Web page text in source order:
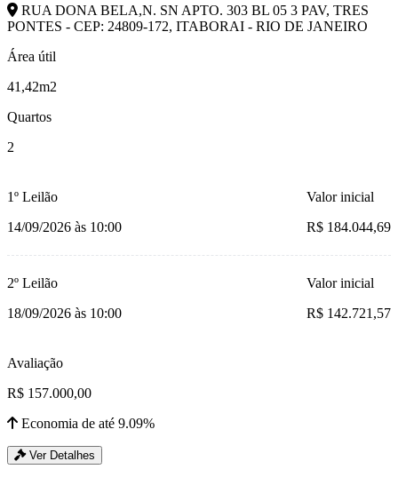
RUA DONA BELA,N. SN APTO. 303 BL 05 3 PAV, TRES
PONTES - CEP: 24809-172, ITABORAI - RIO DE JANEIRO
Área útil
41,42m2
Quartos
2
1º Leilão
14/09/2026 às 10:00
Valor inicial
R$ 184.044,69
2º Leilão
18/09/2026 às 10:00
Valor inicial
R$ 142.721,57
Avaliação
R$ 157.000,00
Economia de até 9.09%
Ver Detalhes